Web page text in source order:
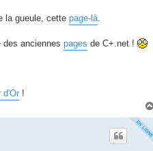
la gueule, cette page-là.
des anciennes pages de C+.net !
d'Or !